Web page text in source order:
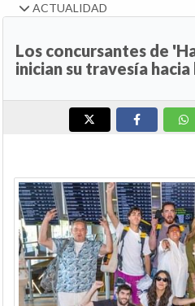
ACTUALIDAD
Los concursantes de
inician su travesía